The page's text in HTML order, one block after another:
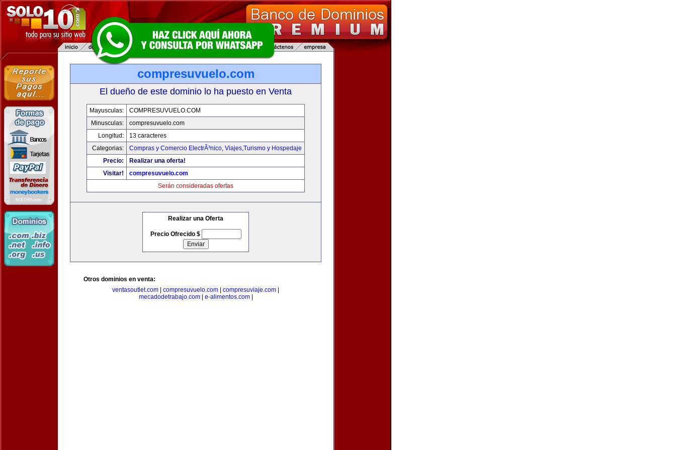
compresuvuelo.com
El dueño de este dominio lo ha puesto en Venta
Mayusculas:
COMPRESUVUELO.COM
Minusculas:
compresuvuelo.com
Longitud:
13 caracteres
Categorias:
Compras y Comercio ElectrÃ³nico, Viajes,Turismo y Hospedaje
Precio:
Realizar una oferta!
Visitar!
compresuvuelo.com
Serán consideradas ofertas
Realizar una Oferta
Precio Ofrecido $
Otros dominios en venta:
ventasoutlet.com
compresuvuelo.com compresuviaje.com
mecadodetrabajo.com| e-alimentos.com|